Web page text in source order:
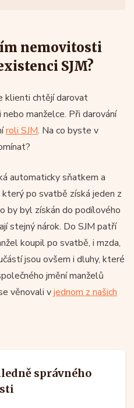
je písemná smlouva
pak musí být
u darování
nemovitosti
SJM?
klienti chtějí darovat
manželce. Při darování
roli SJM. Na co byste v
automaticky sňatkem a
po svatbě získá jeden z
by byl získán do podílového
stejný nárok. Do SJM patří
koupil po svatbě, i mzda,
jsou ovšem i dluhy, které
jmění manželů
věnovali vjednom z našich
správného